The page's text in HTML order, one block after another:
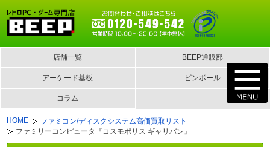
店舗一覧 BEEP通販部
アーケード基板 ピンボール
コラム
HOME
ファミコン/ディスクシステム高価買取リスト
ファミリーコンピュータ『コスモポリス ギャリバン』